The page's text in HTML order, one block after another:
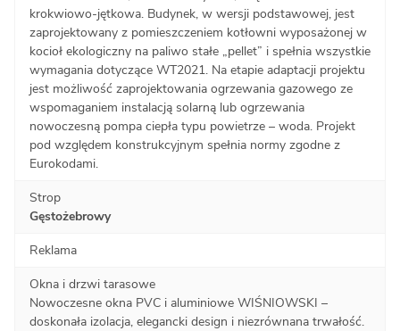
krokwiowo-jętkowa. Budynek, w wersji podstawowej, jest
zaprojektowany z pomieszczeniem kotłowni wyposażonej w
kocioł ekologiczny na paliwo stałe „pellet” i spełnia wszystkie
wymagania dotyczące WT2021. Na etapie adaptacji projektu
jest możliwość zaprojektowania ogrzewania gazowego ze
wspomaganiem instalacją solarną lub ogrzewania
nowoczesną pompa ciepła typu powietrze – woda. Projekt
pod względem konstrukcyjnym spełnia normy zgodne z
Eurokodami.
Strop
Gęstożebrowy
Reklama
Okna i drzwi tarasowe
Nowoczesne okna PVC i aluminiowe WIŚNIOWSKI –
doskonała izolacja, elegancki design i niezrównana trwałość.